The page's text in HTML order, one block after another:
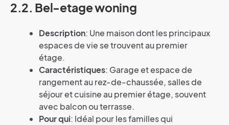
2.2. Bel-etage woning
Description: Une maison dont les principaux
espaces de vie se trouvent au premier
étage.
Caractéristiques: Garage et espace de
rangement au rez-de-chaussée, salles de
séjour et cuisine au premier étage, souvent
avec balcon ou terrasse.
Pour qui: Idéal pour les familles qui